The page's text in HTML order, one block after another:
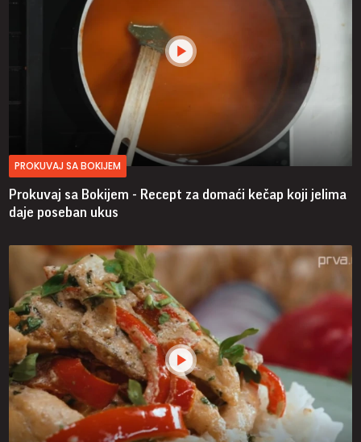
PROKUVAJ SA BOKIJEM
Prokuvaj sa Bokijem - Recept za domaći kečap koji jelima
daje poseban ukus